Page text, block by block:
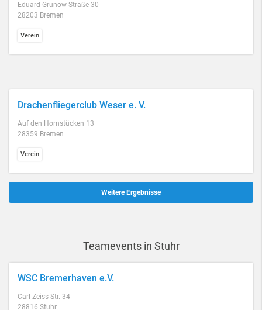
Eduard-Grunow-Straße 30
28203 Bremen
Verein
Drachenfliegerclub Weser e. V.
Auf den Hornstücken 13
28359 Bremen
Verein
Weitere Ergebnisse
Teamevents in Stuhr
WSC Bremerhaven e.V.
Carl-Zeiss-Str. 34
28816 Stuhr